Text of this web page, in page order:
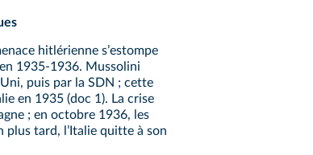
hitlérienne sʼestompe
1935-1936. Mussolini
puis par la SDN ; cette
en 1935 (doc 1). La crise
; en octobre 1936, les
plus tard, lʼItalie quitte à son